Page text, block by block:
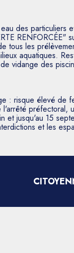
des particuliers
RENFORCÉE"
tous les
aquatiques.
vidange des
: risque élevé de
l'arrêté préfectoral,
et jusqu'au 15
et les